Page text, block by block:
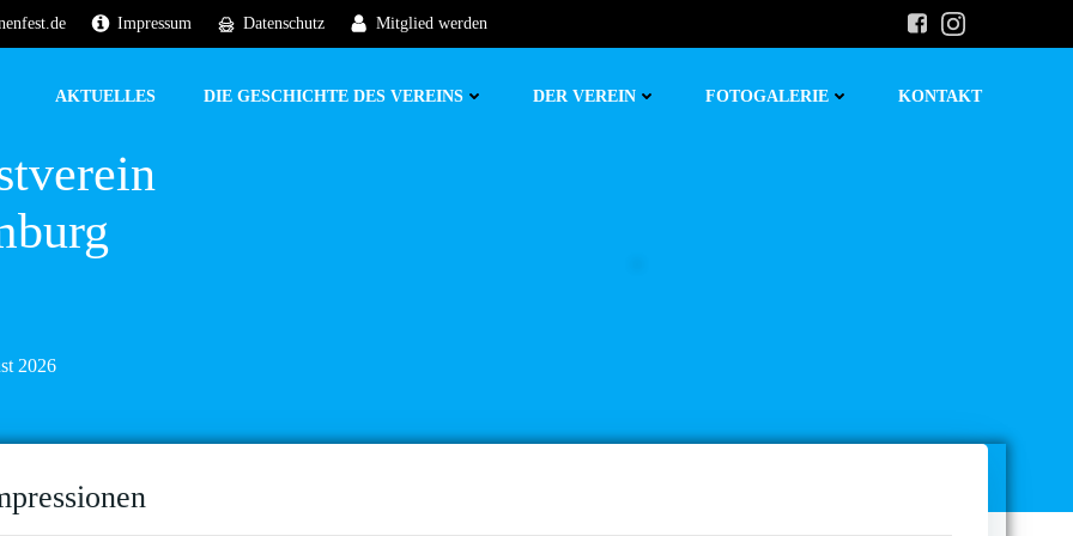
Impressum Datenschutz Mitglied werden
AKTUELLES DIE GESCHICHTE DES VEREINS DER VEREIN FOTOGALERIE KONTAKT
2026